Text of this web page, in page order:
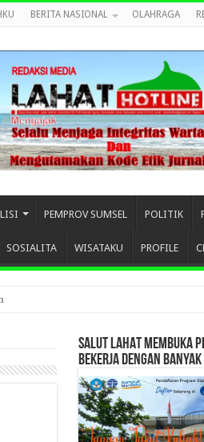
BERITA NASIONAL OLAHRAGA
PEMPROV SUMSEL POLITIK
SOSIALITA WISATAKU PROFILE
SALUT LAHAT MEMBUKA
BEKERJA DENGAN BANYAK